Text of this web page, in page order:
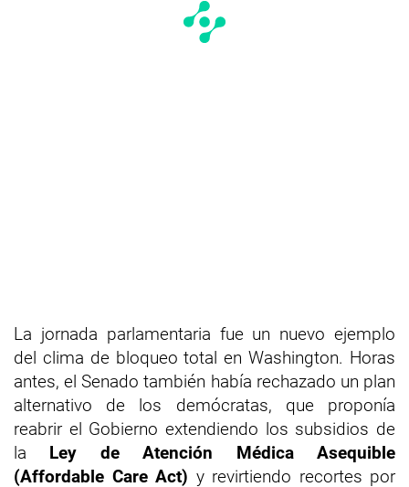
La jornada parlamentaria fue un nuevo ejemplo
del clima de bloqueo total en Washington. Horas
antes, el Senado también había rechazado un plan
alternativo de los demócratas, que proponía
reabrir el Gobierno extendiendo los subsidios de
la Ley de Atención Médica Asequible
(Affordable Care Act) y revirtiendo recortes por